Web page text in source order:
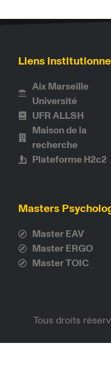
Liens
Aix Marseille
Université
UFR ALLSH
Maison de la
recherche
Plateforme H2c2
Masters
Master EAV
Master ERGO
Master TOIC
Tous droits